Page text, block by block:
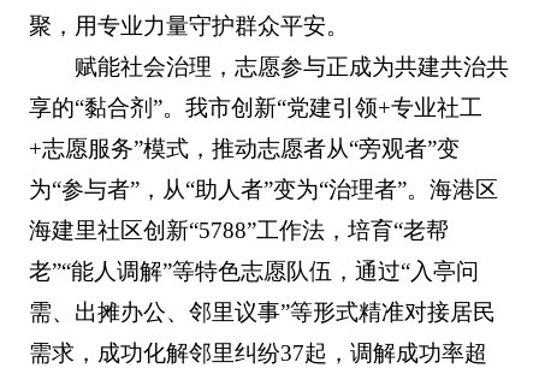
聚，用专业力量守护群众平安。
赋能社会治理，志愿参与正成为共建共治共
享的“黏合剂”。我市创新“党建引领+专业社工
+志愿服务”模式，推动志愿者从“旁观者”变
为“参与者”，从“助人者”变为“治理者”。海港区
海建里社区创新“5788”工作法，培育“老帮
老”“能人调解”等特色志愿队伍，通过“入亭问
需、出摊办公、邻里议事”等形式精准对接居民
需求，成功化解邻里纠纷37起，调解成功率超